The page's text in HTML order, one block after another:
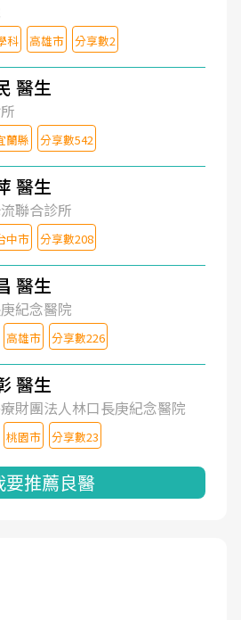
科 高雄市 分享數2
醫生
蘭縣 分享數542
醫生
聯合診所
中市 分享數208
醫生
紀念醫院
高雄市 分享數226
醫生
財團法人林口長庚紀念醫院
桃園市 分享數23
要推薦良醫